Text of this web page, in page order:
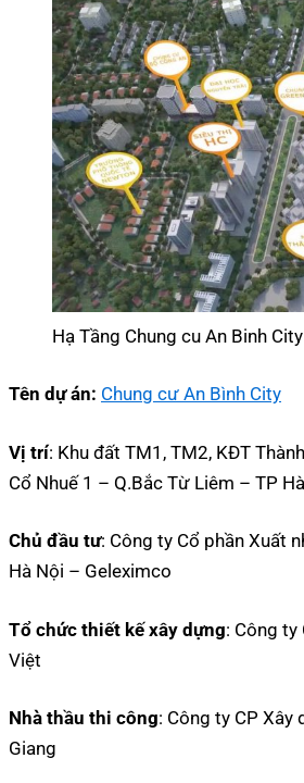
Hạ Tầng Chung cu An Binh City
Tên dự án: Chung cư An Bình City
Vị trí: Khu đất TM1, TM2, KĐT
Cổ Nhuế 1 – Q.Bắc Từ Liêm – TP
Chủ đầu tư: Công ty Cổ phần Xuất
Hà Nội – Geleximco
Tổ chức thiết kế xây dựng: Công ty
Việt
Nhà thầu thi công: Công ty CP Xây
Giang